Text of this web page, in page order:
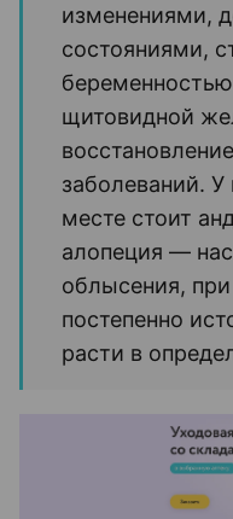
изменениями,
состояниями,
щитовидной
заболеваний.
месте стоит
алопеция —
облысения,
постепенно
расти в